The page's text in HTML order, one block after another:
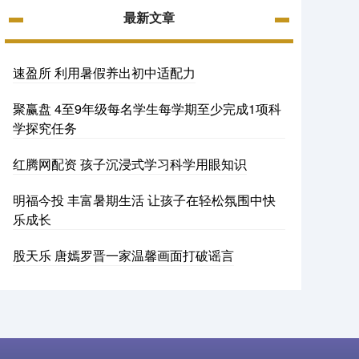
最新文章
速盈所 利用暑假养出初中适配力
聚赢盘 4至9年级每名学生每学期至少完成1项科
学探究任务
红腾网配资 孩子沉浸式学习科学用眼知识
明福今投 丰富暑期生活 让孩子在轻松氛围中快
乐成长
股天乐 唐嫣罗晋一家温馨画面打破谣言